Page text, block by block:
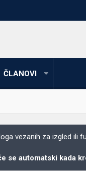
ČLANOVI
vezanih za izgled
se automatski kada